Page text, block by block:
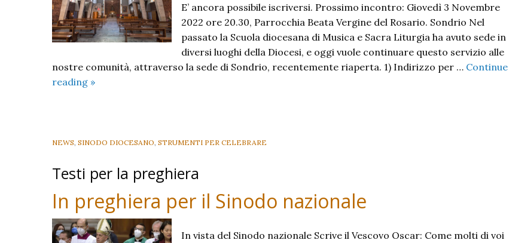
E’ ancora possibile iscriversi. Prossimo incontro: Giovedì 3 Novembre
2022 ore 20.30, Parrocchia Beata Vergine del Rosario. Sondrio Nel
passato la Scuola diocesana di Musica e Sacra Liturgia ha avuto sede in
diversi luoghi della Diocesi, e oggi vuole continuare questo servizio alle
nostre comunità, attraverso la sede di Sondrio, recentemente riaperta. 1) Indirizzo per … Continue
reading Scuola
Sondrio:
ancora
possibile
iscriversi.
»
NEWS SINODO DIOCESANO STRUMENTI PER CELEBRARE
Testi per la preghiera
In preghiera per il Sinodo nazionale
In vista del Sinodo nazionale Scrive il Vescovo Oscar: Come molti di voi